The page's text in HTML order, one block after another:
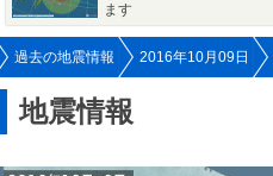
ます
過去の地震情報 2016年10月09日
地震情報